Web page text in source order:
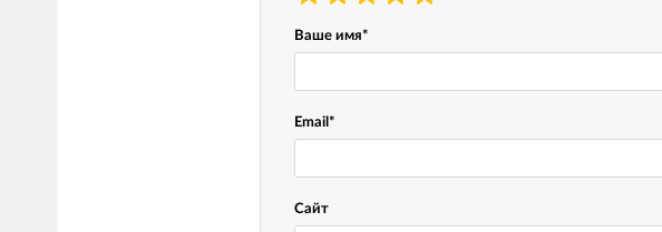
Ваше имя*
Email *
Сайт